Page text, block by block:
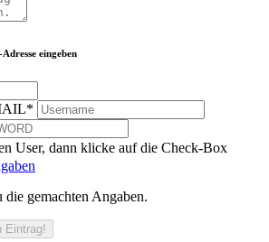
eingeben
*
User, dann klicke auf die Check-Box
gemachten Angaben.